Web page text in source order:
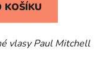
KOŠÍKU
vlasy Paul Mitchell